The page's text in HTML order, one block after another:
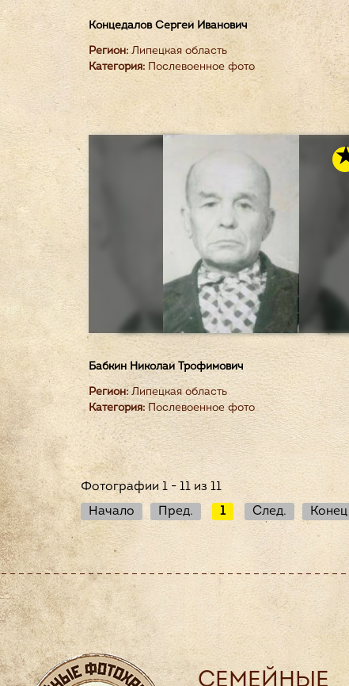
Концедалов Сергей Иванович
Регион:Липецкая область
Категория: Послевоенное фото
Бабкин Николай Трофимович
Регион:Липецкая область
Категория:Послевоенное фото
Фотографии 1 - 11 из 11
Начало
Пред. 1 След. Конец
СЕМЕЙНЫЕ